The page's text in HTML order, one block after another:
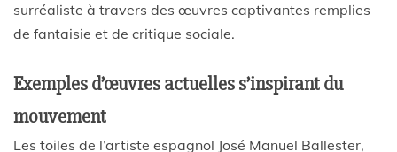
surréaliste à travers des œuvres captivantes remplies
de fantaisie et de critique sociale.
Exemples d’œuvres actuelles s’inspirant du
mouvement
Les toiles de l’artiste espagnol José Manuel Ballester,